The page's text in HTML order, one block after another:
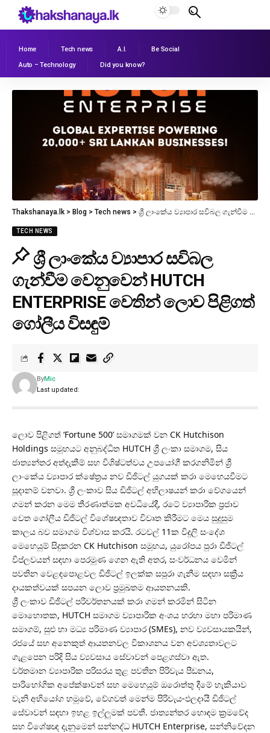
Home Tech news A.I.
Be Social
Auto – Technology
Did you know?
Thakshanaya.lk > Blog > Tech news > ශ්‍රී ලාංකේය ව්‍යාපාර සවිබල ගැන්වීම වෙනුවෙන් HUTCH ENTERPRISE වෙතින් ලොව පිළිගත් ගෝලීය විසඳුම්
TECH NEWS
ශ්‍රී ලාංකේය ව්‍යාපාර සවිබල
ගැන්වීම වෙනුවෙන් HUTCH
ENTERPRISE වෙතින් ලොව පිළිගත්
ගෝලීය විසඳුම්
Last updated:
ByMic
ලොව පිළිගත් ‘Fortune 500’ සමාගමක් වන CK Hutchison
Holdings සමූහයට අනුබද්ධිත HUTCH ශ්‍රී ලංකා සමාගම, සිය
ජාත්‍යන්තර අත්දැකීම් සහ විශිෂ්ටත්වය උපයෝගී කරගනිමින් ශ්‍රී
ලාංකේය ව්‍යාපාර ක්ෂේත්‍රය නව ඩිජිටල් යුගයක් කරා මෙහෙයවීමට
සූදානම් වනවා. ශ්‍රී ලංකාව සිය ඩිජිටල් අභිලාෂයන් කරා වේගයෙන්
ගමන් කරන මෙම තීරණාත්මක අවධියේදී, රටේ ව්‍යාපාරික ප්‍රජාව
වෙත ගෝලීය ඩිජිටල් විශේෂඥතාව විවෘත කිරීමට මෙය සුදුසුම
කාලය බව සමාගම විශ්වාස කරයි. රටවල් 11ක විදුලි සංදේශ
මෙහෙයුම් සිදුකරන CK Hutchison සමූහය, යුරෝපය පුරා ඩිජිටල්
විප්ලවයන් සඳහා පෙරමුණ ගෙන ඇති අතර, සංවර්ධනය වෙමින්
පවතින වෙළඳපොළවල ඩිජිටල් ඉලක්ක සපුරා ගැනීම සඳහා සක්‍රීය
දායකත්වයක් සපයන ලොව ප්‍රමුඛතම ආයතනයකි.
ශ්‍රී ලංකාව ඩිජිටල් පරිවර්තනයක් කරා ගමන් කරමින් සිටින
මොහොතක, HUTCH සමාගම ව්‍යාපාරික අංශය හරහා මහා පරිමාණ
සමාගම්, සුළු හා මධ්‍ය පරිමාණ ව්‍යාපාර (SMEs), නව ව්‍යවසායකයින්,
රජයේ සහ අනෙකුත් ආයතනවල විකාශනය වන අවශ්‍යතාවලට
ගැළපෙන පරිදි සිය ව්‍යවසාය සේවාවන් පෙළගස්වා ඇත.
වර්තමාන ව්‍යාපාරික පරිසරය තුළ පවතින පිරිවැය පීඩනය,
පාරිභෝගික අපේක්ෂාවන් සහ මෙහෙයුම් ඔරොත්තු දීමේ හැකියාව
වැනි අභියෝග හමුවේ, වේගවත් මෙන්ම පිරිවැය-ඵලදායී ඩිජිටල්
සේවාවන් සඳහා ඉහළ ඉල්ලුමක් පවතී. ජාත්‍යන්තර හොඳම ක්‍රමවේද
සහ විශේෂඥ දැනුමෙන් සන්නද්ධ HUTCH Enterprise, සන්නිවේදන